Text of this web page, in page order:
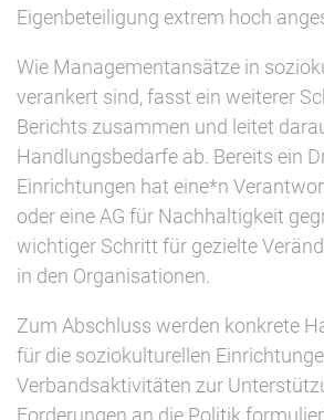
Eigenbeteiligung extrem hoch
Wie Managementansätze in
verankert sind, fasst ein weiterer
Berichts zusammen und leitet
Handlungsbedarfe ab. Bereits ein
Einrichtungen hat eine*n
oder eine AG für Nachhaltigkeit
wichtiger Schritt für gezielte
in den Organisationen.
Zum Abschluss werden konkrete
für die soziokulturellen
Verbandsaktivitäten zur
Forderungen an die Politik